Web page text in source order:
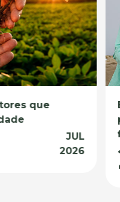
que
JUL
2026